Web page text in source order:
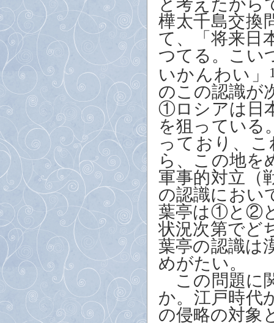
と考えたから
樺太千島交換
て、「将来日
つてる。こい
いかんわい」
のこの認識が
①ロシアは日
を狙っている
っており、
ら、この地を
軍事的対立（
の認識にお
葉亭は①と②
状況次第でど
葉亭の認識は
めがたい。
この問題に
か。江戸時代
の侵略の対象